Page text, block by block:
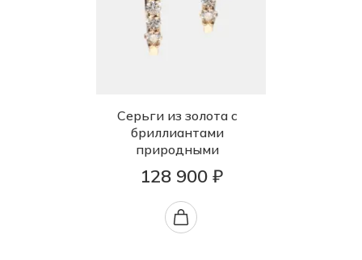
Серьги из золота с
бриллиантами
природными
128 900 ₽